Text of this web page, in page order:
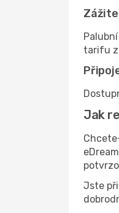
tarifu
Jak
Jste